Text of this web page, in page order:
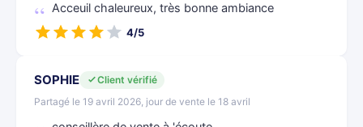
Acceuil chaleureux, très bonne ambiance
4/5
SOPHIE
Client vérifié
Partagé le 19 avril 2026, jour de vente le 18 avril